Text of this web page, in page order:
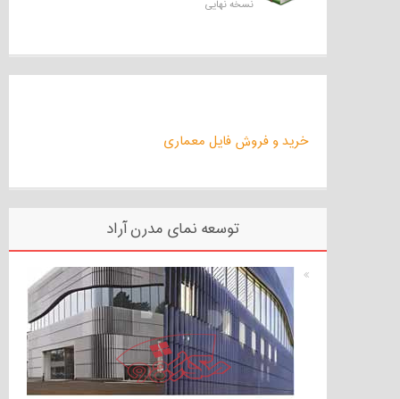
نسخه نهایی
خرید و فروش فایل معماری
توسعه نمای مدرن آراد